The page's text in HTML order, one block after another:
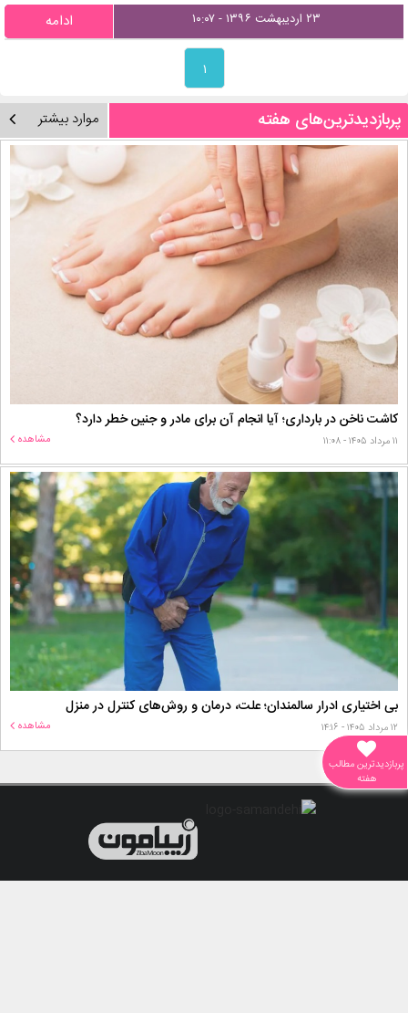
۲۳ اردیبهشت ۱۳۹۶ - ۱۰:۰۷ ادامه
۱
پربازدیدترین‌های هفته موارد بیشتر
کاشت ناخن در بارداری؛ آیا انجام آن برای مادر و جنین خطر دارد؟
۱۱ مرداد ۱۴۰۵ - ۱۱:۰۸ مشاهده
بی اختیاری ادرار سالمندان؛ علت، درمان و روش‌های کنترل در منزل
۱۲ مرداد ۱۴۰۵ - ۱۴:۱۶ مشاهده
پربازدیدترین مطالب
هفته